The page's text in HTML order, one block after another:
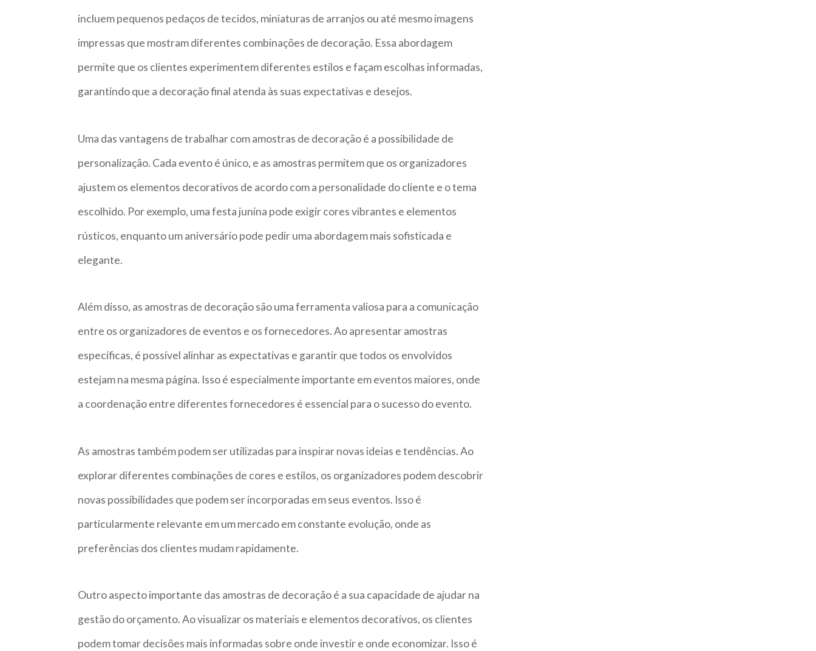
incluem pequenos pedaços de tecidos, miniaturas de arranjos ou até mesmo imagens
impressas que mostram diferentes combinações de decoração. Essa abordagem
permite que os clientes experimentem diferentes estilos e façam escolhas informadas,
garantindo que a decoração final atenda às suas expectativas e desejos.
Uma das vantagens de trabalhar com amostras de decoração é a possibilidade de
personalização. Cada evento é único, e as amostras permitem que os organizadores
ajustem os elementos decorativos de acordo com a personalidade do cliente e o tema
escolhido. Por exemplo, uma festa junina pode exigir cores vibrantes e elementos
rústicos, enquanto um aniversário pode pedir uma abordagem mais sofisticada e
elegante.
Além disso, as amostras de decoração são uma ferramenta valiosa para a comunicação
entre os organizadores de eventos e os fornecedores. Ao apresentar amostras
específicas, é possível alinhar as expectativas e garantir que todos os envolvidos
estejam na mesma página. Isso é especialmente importante em eventos maiores, onde
a coordenação entre diferentes fornecedores é essencial para o sucesso do evento.
As amostras também podem ser utilizadas para inspirar novas ideias e tendências. Ao
explorar diferentes combinações de cores e estilos, os organizadores podem descobrir
novas possibilidades que podem ser incorporadas em seus eventos. Isso é
particularmente relevante em um mercado em constante evolução, onde as
preferências dos clientes mudam rapidamente.
Outro aspecto importante das amostras de decoração é a sua capacidade de ajudar na
gestão do orçamento. Ao visualizar os materiais e elementos decorativos, os clientes
podem tomar decisões mais informadas sobre onde investir e onde economizar. Isso é